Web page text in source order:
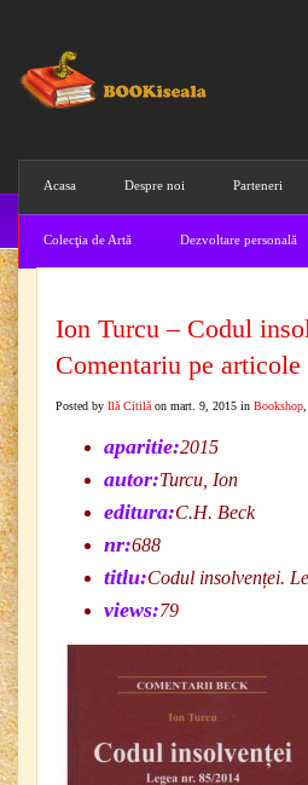
Acasa Despre noi Parteneri
Colecţia de Artă Dezvoltare personală
Ion Turcu – Codul
Comentariu pe articole
Posted by Ilă Citilă on mart. 9, 2015 in Bookshop
aparitie:2015
autor:Turcu, Ion
editura:C.H. Beck
nr:688
titlu:Codul insolvenței.
views:79